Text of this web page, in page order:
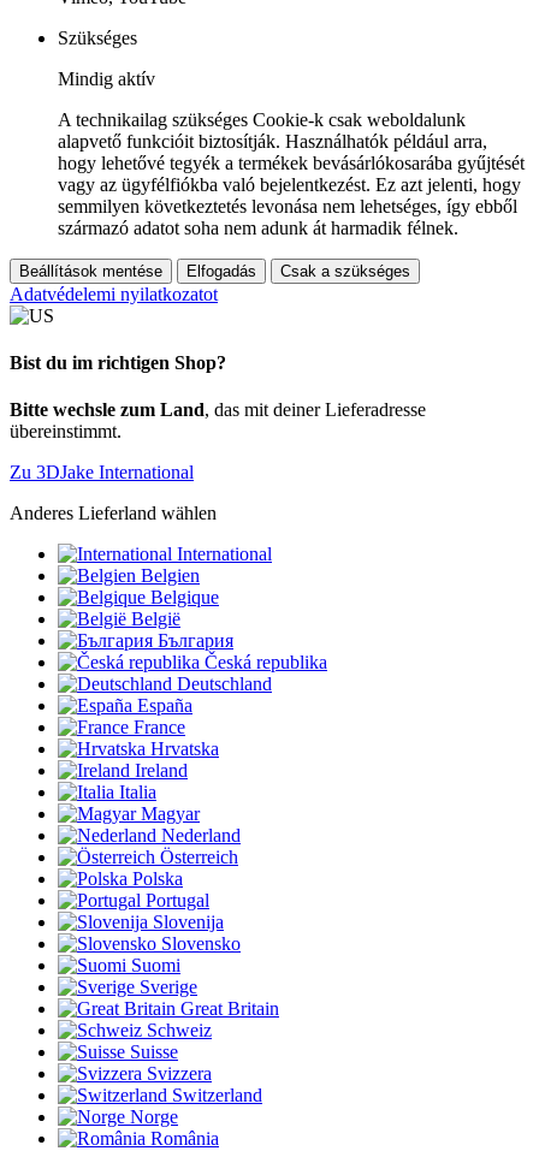
Szükséges
Mindig aktív
A technikailag szükséges Cookie-k csak weboldalunk
alapvető funkcióit biztosítják. Használhatók például arra,
hogy lehetővé tegyék a termékek bevásárlókosarába gyűjtését
vagy az ügyfélfiókba való bejelentkezést. Ez azt jelenti, hogy
semmilyen következtetés levonása nem lehetséges, így ebből
származó adatot soha nem adunk át harmadik félnek.
Beállítások mentése Elfogadás Csak a szükséges
Adatvédelemi nyilatkozatot
Bist du im richtigen Shop?
Bitte wechsle zum Land, das mit deiner Lieferadresse
übereinstimmt.
Zu 3DJake International
Anderes Lieferland wählen
International
Belgien
Belgique
België
България
Česká republika
Deutschland
España
France
Hrvatska
Ireland
Italia
Magyar
Nederland
Österreich
Polska
Portugal
Slovenija
Slovensko
Suomi
Sverige
Great Britain
Schweiz
Suisse
Svizzera
Switzerland
Norge
România